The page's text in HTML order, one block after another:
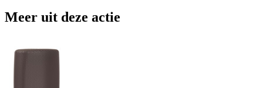
Meer uit deze actie